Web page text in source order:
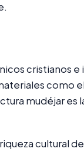
cristianos e
como
mudéjar es
cultural